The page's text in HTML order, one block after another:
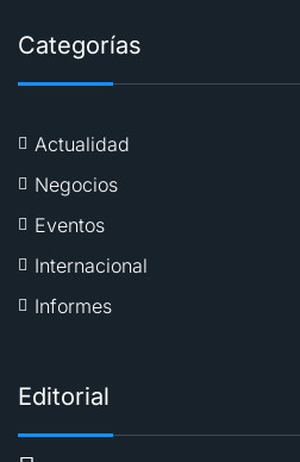
Categorías
Actualidad
Negocios
Eventos
Internacional
Informes
Editorial